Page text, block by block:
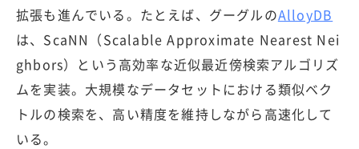
拡張も進んでいる。たとえば、グーグルのAlloyDB
は、ScaNN（Scalable Approximate Nearest Nei
ghbors）という高効率な近似最近傍検索アルゴリズ
ムを実装。大規模なデータセットにおける類似ベク
トルの検索を、高い精度を維持しながら高速化して
いる。